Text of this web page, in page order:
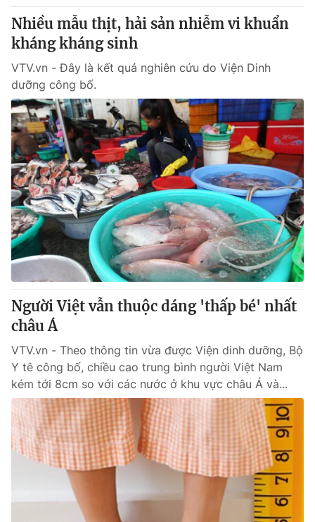
Nhiều mẫu thịt, hải sản nhiễm vi khuẩn
kháng kháng sinh
VTV.vn - Đây là kết quả nghiên cứu do Viện Dinh
dưỡng công bố.
Người Việt vẫn thuộc dáng 'thấp bé' nhất
châu Á
VTV.vn - Theo thông tin vừa được Viện dinh dưỡng, Bộ
Y tê công bố, chiều cao trung bình người Việt Nam
kém tới 8cm so với các nước ở khu vực châu Á và...